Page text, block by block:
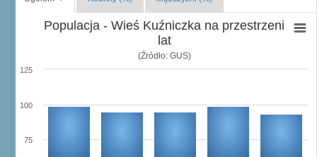
Populacja - Wieś Kuźniczka na przestrzeni
lat
(Źródło: GUS)
75
100
125